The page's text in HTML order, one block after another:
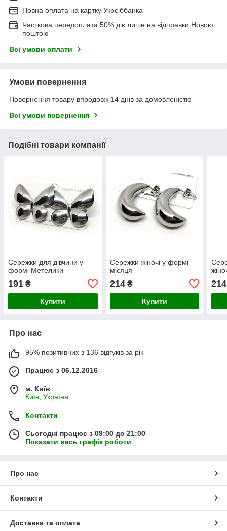
Повна оплата на картку Укрсіббанка
Часткова передоплата 50% діє лише на відправки Новою
поштою
Всі умови оплати
Умови повернення
Повернення товару впродовж 14 днів за домовленістю
Всі умови повернення
Подібні товари компанії
Сережки для дівчини у
формі Метелики
191 ₴
Купити
Сережки жіночі у формі
місяця
214₴
Купити
214
Про нас
95% позитивних з 136 відгуків за рік
Працює з 06.12.2016
м. Київ
Київ, Україна
Контакти
Сьогодні працює з 09:00 до 21:00
Показати весь графік роботи
Про нас
Контакти
Доставка та оплата